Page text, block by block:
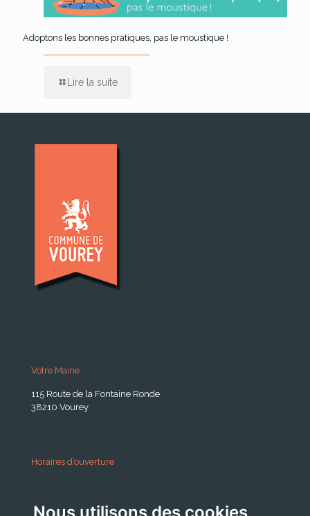
Adoptons les bonnes pratiques, pas le moustique !
Lire la suite
Votre Mairie
115 Route de la Fontaine Ronde
38210 Vourey
Horaires d’ouverture
Lundi . Mardi : 10h 12h /16h 18h30